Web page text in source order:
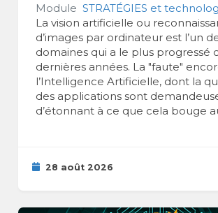
Module STRATÉGIES et
La vision artificielle ou
d’images par ordinateur est l’un
domaines qui a le plus progressé
dernières années. La "faute"
l’Intelligence Artificielle, dont la
des applications sont
d’étonnant à ce que cela bouge
28 août 2026